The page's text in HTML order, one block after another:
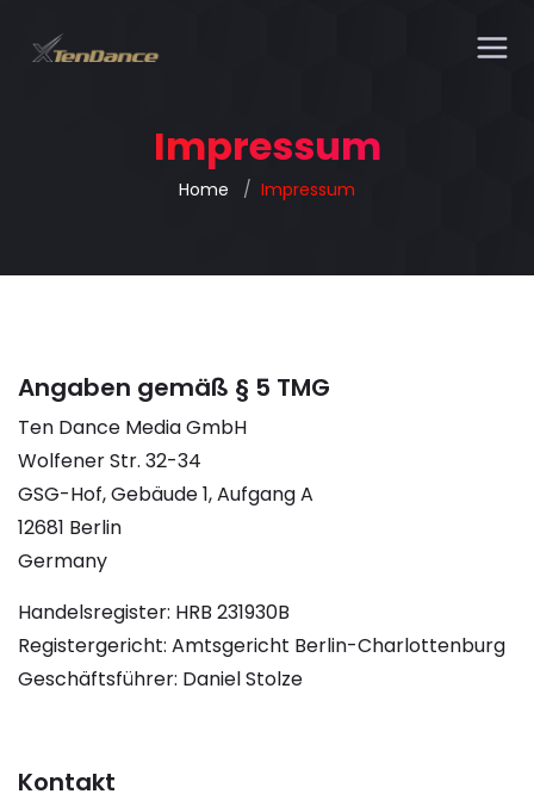
Impressum
Home Impressum
Angaben gemäß § 5 TMG
Ten Dance Media GmbH
Wolfener Str. 32-34
GSG-Hof, Gebäude 1, Aufgang A
12681 Berlin
Germany
Handelsregister: HRB 231930B
Registergericht: Amtsgericht Berlin-Charlottenburg
Geschäftsführer: Daniel Stolze
Kontakt